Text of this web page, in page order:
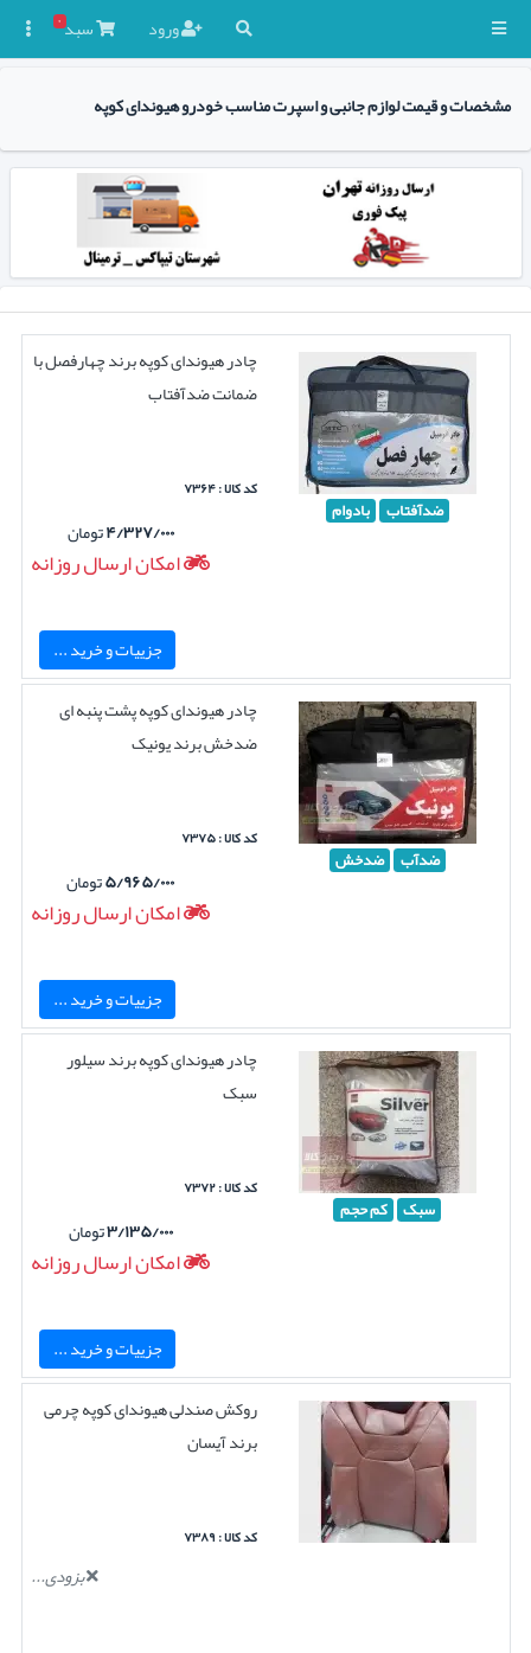
ورود سبد۰
مشخصات و قیمت لوازم جانبی و اسپرت مناسب خودرو هیوندای کوپه
ضدآفتاب بادوام
چادر هیوندای کوپه برند چهارفصل با
ضمانت ضدآفتاب
کد کالا : ۷۳۶۴
۴/۳۲۷/۰۰۰تومان
امکان ارسال روزانه
جزییات و خرید ...
ضدآب ضدخش
چادر هیوندای کوپه پشت پنبه ای
ضدخش برند یونیک
کد کالا : ۷۳۷۵
۵/۹۶۵/۰۰۰تومان
امکان ارسال روزانه
جزییات و خرید ...
سبک کم حجم
چادر هیوندای کوپه برند سیلور
سبک
کد کالا : ۷۳۷۲
۳/۱۳۵/۰۰۰تومان
امکان ارسال روزانه
جزییات و خرید ...
روکش صندلی هیوندای کوپه چرمی
برند آیسان
کد کالا : ۷۳۸۹
بزودی...